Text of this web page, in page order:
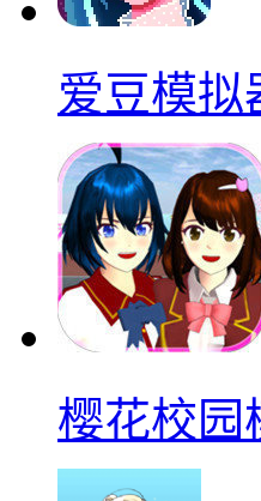
爱豆模拟
樱花校园